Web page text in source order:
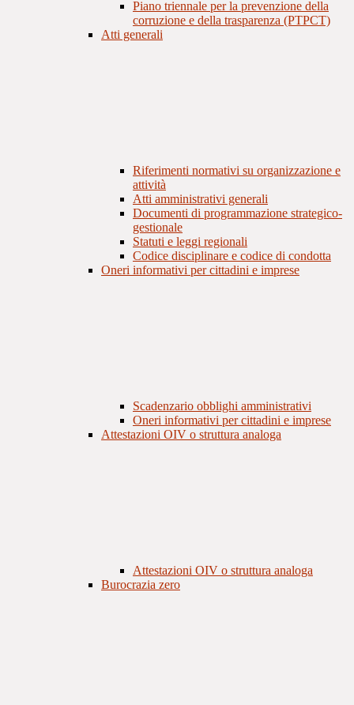
Piano triennale per la prevenzione della
corruzione e della trasparenza (PTPCT)
Atti generali
Riferimenti normativi su organizzazione e
attività
Atti amministrativi generali
Documenti di programmazione strategico-
gestionale
Statuti e leggi regionali
Codice disciplinare e codice di condotta
Oneri informativi per cittadini e imprese
Scadenzario obblighi amministrativi
Oneri informativi per cittadini e imprese
Attestazioni OIV o struttura analoga
Attestazioni OIV o struttura analoga
Burocrazia zero